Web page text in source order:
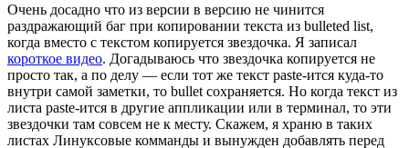
Очень досадно что из версии в версию не чинится
раздражающий баг при копировании текста из bulleted list,
когда вместо с текстом копируется звездочка. Я записал
короткое видео. Догадываюсь что звездочка копируется не
просто так, а по делу — если тот же текст paste-ится куда-то
внутри самой заметки, то bullet сохраняется. Но когда текст из
листа paste-ится в другие аппликации или в терминал, то эти
звездочки там совсем не к месту. Скажем, я храню в таких
листах Линуксовые комманды и вынужден добавлять перед